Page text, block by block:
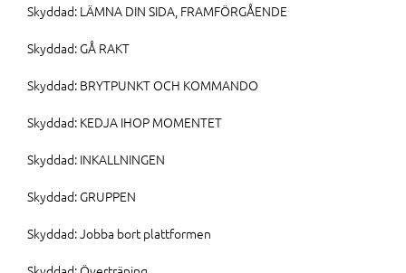
Skyddad: LÄMNA DIN SIDA, FRAMFÖRGÅENDE
Skyddad: GÅ RAKT
Skyddad: BRYTPUNKT OCH KOMMANDO
Skyddad: KEDJA IHOP MOMENTET
Skyddad: INKALLNINGEN
Skyddad: GRUPPEN
Skyddad: Jobba bort plattformen